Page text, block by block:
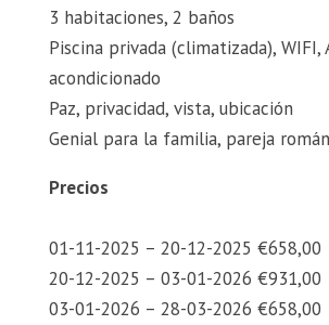
3 habitaciones, 2 baños
Piscina privada (climatizada), WIFI,
acondicionado
Paz, privacidad, vista, ubicación
Genial para la familia, pareja
Precios
01-11-2025 – 20-12-2025 €658,00
20-12-2025 – 03-01-2026 €931,00
03-01-2026 – 28-03-2026 €658,00